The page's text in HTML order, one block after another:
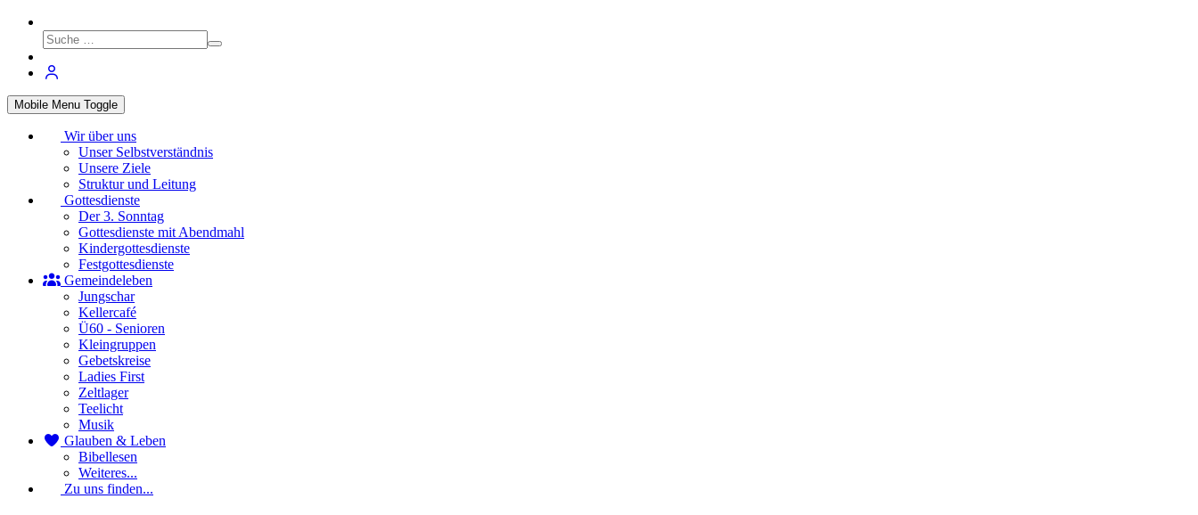
Mobile Menu Toggle
Wir über uns
Unser Selbstverständnis
Unsere Ziele
Struktur und Leitung
Gottesdienste
Der 3. Sonntag
Gottesdienste mit Abendmahl
Kindergottesdienste
Festgottesdienste
Gemeindeleben
Jungschar
Kellercafé
Ü60 - Senioren
Kleingruppen
Gebetskreise
Ladies First
Zeltlager
Teelicht
Musik
Glauben & Leben
Bibellesen
Weiteres...
Zu uns finden...